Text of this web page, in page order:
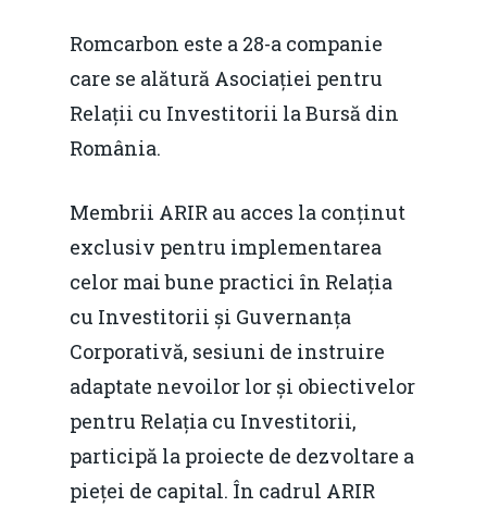
Romcarbon este a 28-a companie
care se alătură Asociației pentru
Relații cu Investitorii la Bursă din
România.
Membrii ARIR au acces la conținut
exclusiv pentru implementarea
celor mai bune practici în Relația
cu Investitorii și Guvernanța
Corporativă, sesiuni de instruire
adaptate nevoilor lor și obiectivelor
pentru Relația cu Investitorii,
participă la proiecte de dezvoltare a
pieței de capital. În cadrul ARIR
Noutăți
Despre
Foto
Modelul economic
România – orizont
resurselor naturale
Piaţa gazelor naturale:
predictibilitate,
concurenţă.
Soluții de
Video
Marea Neagră în Noua
economie
Politici Europene în
Economie
EM360 Talk
Contact
Burse pentru
Contact